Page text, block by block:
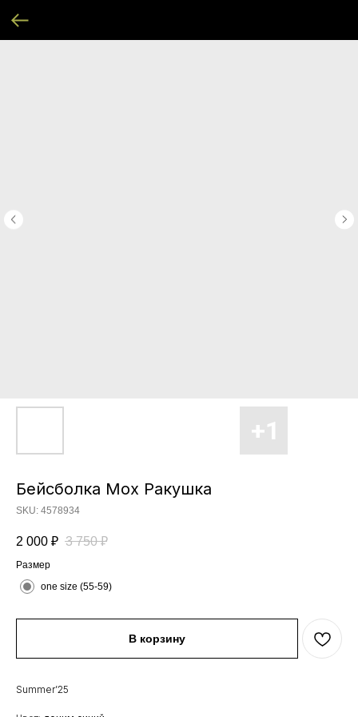
Бейсболка Moх Ракушка
SKU: 4578934
2 000 ₽ 3 750 ₽
Размер
one size (55-59)
В корзину
Summer’25